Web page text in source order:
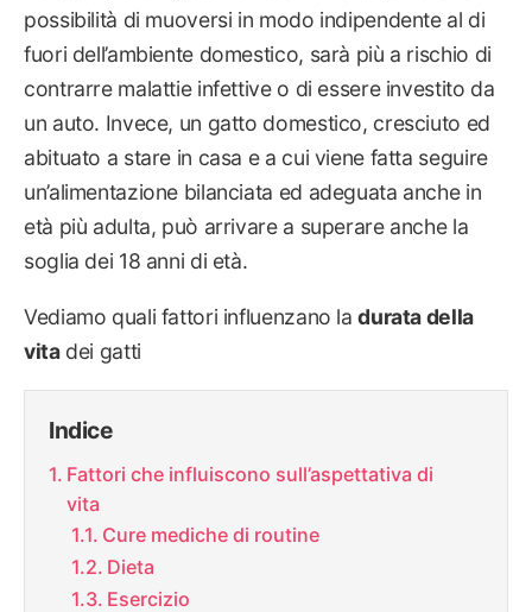
possibilità di muoversi in modo indipendente al di
fuori dell’ambiente domestico, sarà più a rischio di
contrarre malattie infettive o di essere investito da
un auto. Invece, un gatto domestico, cresciuto ed
abituato a stare in casa e a cui viene fatta seguire
un’alimentazione bilanciata ed adeguata anche in
età più adulta, può arrivare a superare anche la
soglia dei 18 anni di età.
Vediamo quali fattori influenzano ladurata della
vitadei gatti
Indice
Fattori che influiscono sull’aspettativa di
vita
Cure mediche di routine
Dieta
Esercizio